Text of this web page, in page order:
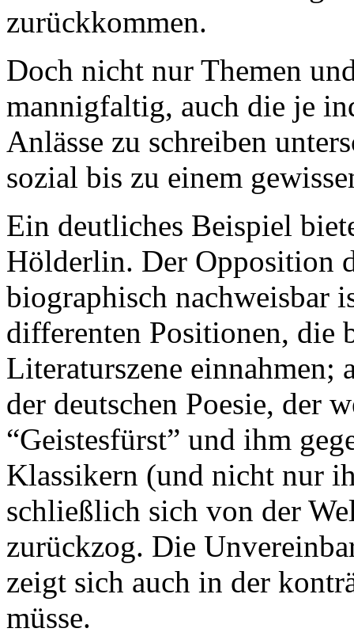
zurückkommen.
Doch nicht nur Themen
mannigfaltig, auch die je
Anlässe zu schreiben
sozial bis zu einem
Ein deutliches Beispiel
Hölderlin. Der Opposition
biographisch nachweisbar
differenten Positionen, die
Literaturszene einnahmen;
der deutschen Poesie, der
“Geistesfürst” und ihm
Klassikern (und nicht nur
schließlich sich von der
zurückzog. Die
zeigt sich auch in der
müsse.